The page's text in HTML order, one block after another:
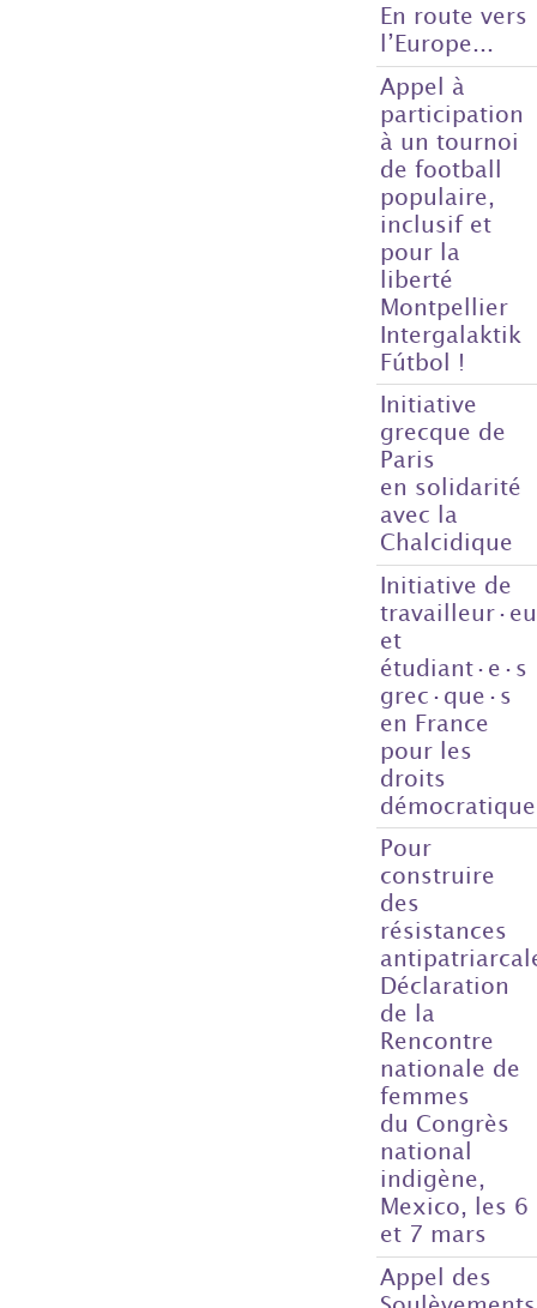
En route vers
l’Europe...
Appel à
participation
à un tournoi
de football
populaire,
inclusif et
pour la
liberté
Montpellier
Intergalaktik
Fútbol !
Initiative
grecque de
Paris
en solidarité
avec la
Chalcidique
Initiative de
et
étudiant·e·s
grec·que·s
en France
pour les
droits
Pour
construire
des
résistances
Déclaration
de la
Rencontre
nationale de
femmes
du Congrès
national
indigène,
Mexico, les 6
et 7 mars
Appel des